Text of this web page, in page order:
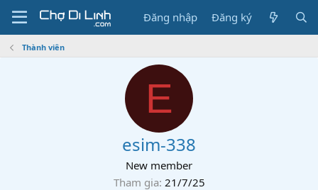
Đăng nhập Đăng ký
Thành viên
E
esim-338
New member
Tham gia 21/7/25